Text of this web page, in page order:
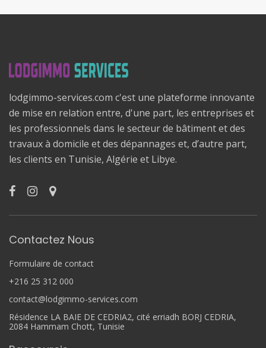
lodgimmo-services.com c'est une plateforme innovante
de mise en relation entre, d'une part, les entreprises et
les professionnels dans le secteur de bâtiment et des
travaux à domicile et des dépannages et, d’autre part,
les clients en Tunisie, Algérie et Libye.
Contactez Nous
Formulaire de contact
+216 25 312 000
contact@lodgimmo-services.com
Résidence LA BAIE DE CEDRIA2, cité erriadh BORJ CEDRIA,
2084 Hammam Chott, Tunisie